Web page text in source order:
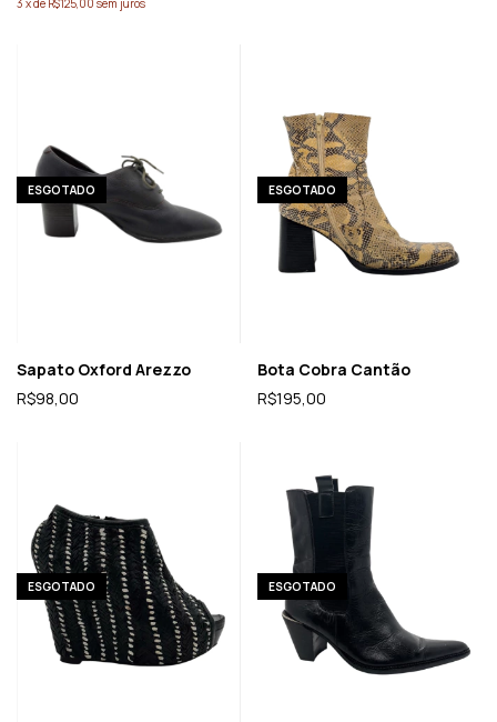
3 xde R$125,00 sem juros
ESGOTADO
Sapato Oxford Arezzo
R$98,00
ESGOTADO
Bota Cobra Cantão
R$195,00
ESGOTADO ESGOTADO